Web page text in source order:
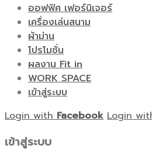
ออฟฟิศ เฟอร์นิเจอร์
เครื่องเล่นสนาม
ผ้าม่าน
โปรโมชั่น
ผลงาน Fit in
WORK SPACE
เข้าสู่ระบบ
Login withFacebook Login
เข้าสู่ระบบ